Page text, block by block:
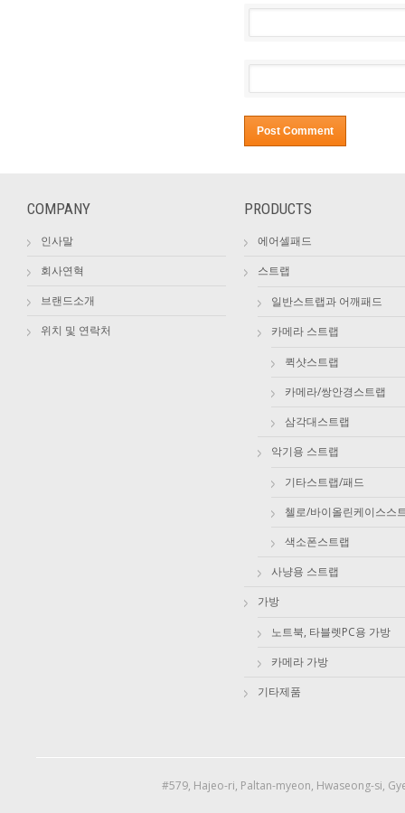
COMPANY
인사말
회사연혁
브랜드소개
위치 및 연락처
PRODUCTS
에어셀패드
스트랩
일반스트랩과 어깨패드
카메라 스트랩
퀵샷스트랩
카메라/쌍안경스트랩
삼각대스트랩
악기용 스트랩
기타스트랩/패드
첼로/바이올린케이스스
색소폰스트랩
사냥용 스트랩
가방
노트북, 타블렛PC용 가방
카메라 가방
기타제품
#579, Hajeo-ri, Paltan-myeon, Hwaseong-si,